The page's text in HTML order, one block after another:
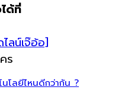
ด้ที่
ลน์เจ๊อ้อ]
ร